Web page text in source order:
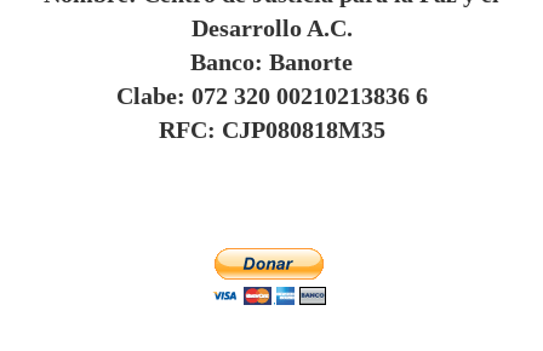
Desarrollo A.C.
Banco: Banorte
Clabe: 072 320 00210213836 6
RFC: CJP080818M35